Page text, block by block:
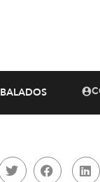
BALADOS